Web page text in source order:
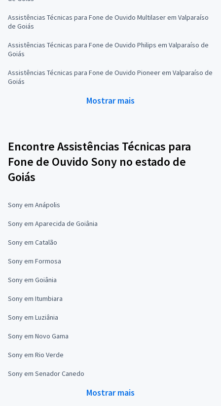
Assistências Técnicas para Fone de Ouvido Multilaser em Valparaíso
de Goiás
Assistências Técnicas para Fone de Ouvido Philips em Valparaíso de
Goiás
Assistências Técnicas para Fone de Ouvido Pioneer em Valparaíso de
Goiás
Mostrar mais
Encontre Assistências Técnicas para
Fone de Ouvido Sony no estado de
Goiás
Sony em Anápolis
Sony em Aparecida de Goiânia
Sony em Catalão
Sony em Formosa
Sony em Goiânia
Sony em Itumbiara
Sony em Luziânia
Sony em Novo Gama
Sony em Rio Verde
Sony em Senador Canedo
Mostrar mais